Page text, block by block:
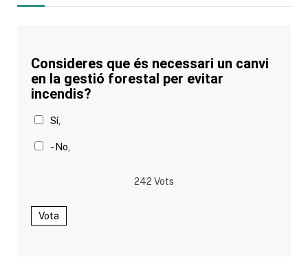
Consideres que és necessari un canvi
en la gestió forestal per evitar
incendis?
Sí,
- No,
242 Vots
Vota